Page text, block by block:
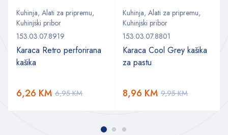
Kuhinja, Alati za pripremu,
Kuhinjski pribor
153.03.07.8919
Karaca Retro perforirana
kašika
6,95KM
6,26 KM
Kuhinja, Alati za pripremu,
Kuhinjski pribor
153.03.07.8801
Karaca Cool Grey kašika
za pastu
9,95KM
8,96 KM